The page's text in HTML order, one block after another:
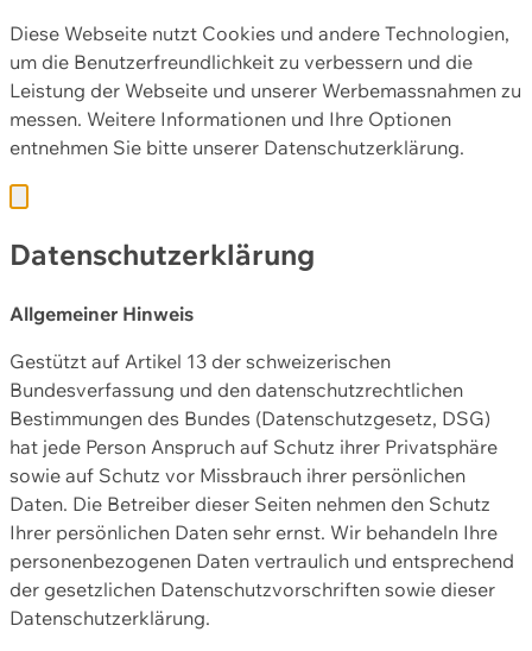
Diese Webseite nutzt Cookies und andere Technologien,
um die Benutzerfreundlichkeit zu verbessern und die
Leistung der Webseite und unserer Werbemassnahmen zu
messen. Weitere Informationen und Ihre Optionen
entnehmen Sie bitte unserer Datenschutzerklärung.
Datenschutzerklärung
Allgemeiner Hinweis
Gestützt auf Artikel 13 der schweizerischen
Bundesverfassung und den datenschutzrechtlichen
Bestimmungen des Bundes (Datenschutzgesetz, DSG)
hat jede Person Anspruch auf Schutz ihrer Privatsphäre
sowie auf Schutz vor Missbrauch ihrer persönlichen
Daten. Die Betreiber dieser Seiten nehmen den Schutz
Ihrer persönlichen Daten sehr ernst. Wir behandeln Ihre
personenbezogenen Daten vertraulich und entsprechend
der gesetzlichen Datenschutzvorschriften sowie dieser
Datenschutzerklärung.